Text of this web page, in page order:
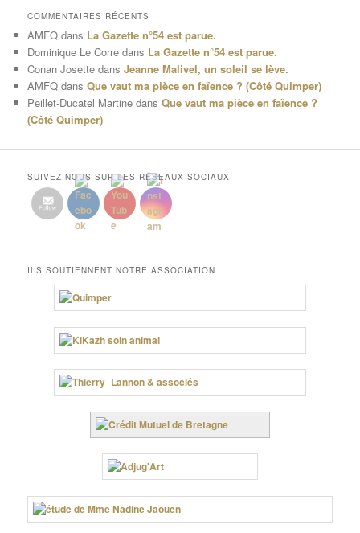
COMMENTAIRES RÉCENTS
AMFQ dans La Gazette n°54 est parue.
Dominique Le Corre dans La Gazette n°54 est parue.
Conan Josette dansJeanne Malivel, un soleil se lève.
AMFQ dansQue vaut ma pièce en faïence ? (Côté Quimper)
Peillet-Ducatel Martine dansQue vaut ma pièce en faïence ?
(Côté Quimper)
SUIVEZ-NOUS SUR LES RÉSEAUX SOCIAUX
ILS SOUTIENNENT NOTRE ASSOCIATION